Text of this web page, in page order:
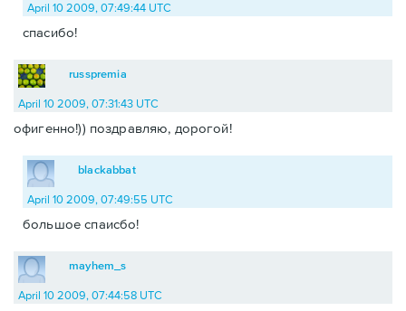
April 10 2009, 07:49:44 UTC
спасибо!
russpremia
April 10 2009, 07:31:43 UTC
офигенно!)) поздравляю, дорогой!
blackabbat
April 10 2009, 07:49:55 UTC
большое спаисбо!
mayhem_s
April 10 2009, 07:44:58 UTC